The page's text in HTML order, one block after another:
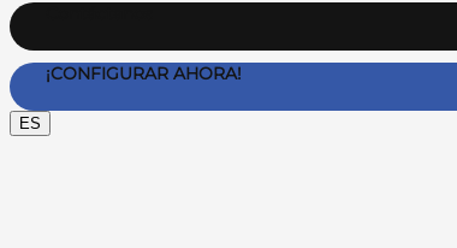
¡CONFIGURAR AHORA!
ES